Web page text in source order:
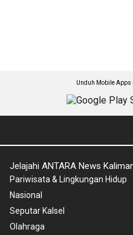
Unduh Mobile Apps
Jelajahi ANTARA News
Pariwisata & Lingkungan Hidup
Nasional
Seputar Kalsel
Olahraga